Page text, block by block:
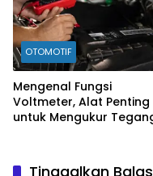
OTOMOTIF
Mengenal Fungsi
Voltmeter, Alat Penting
untuk Mengukur
Tinggalkan